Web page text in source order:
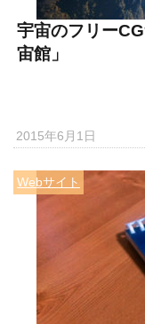
宇宙のフリー
宙館」
2015年6月1日
Webサイト